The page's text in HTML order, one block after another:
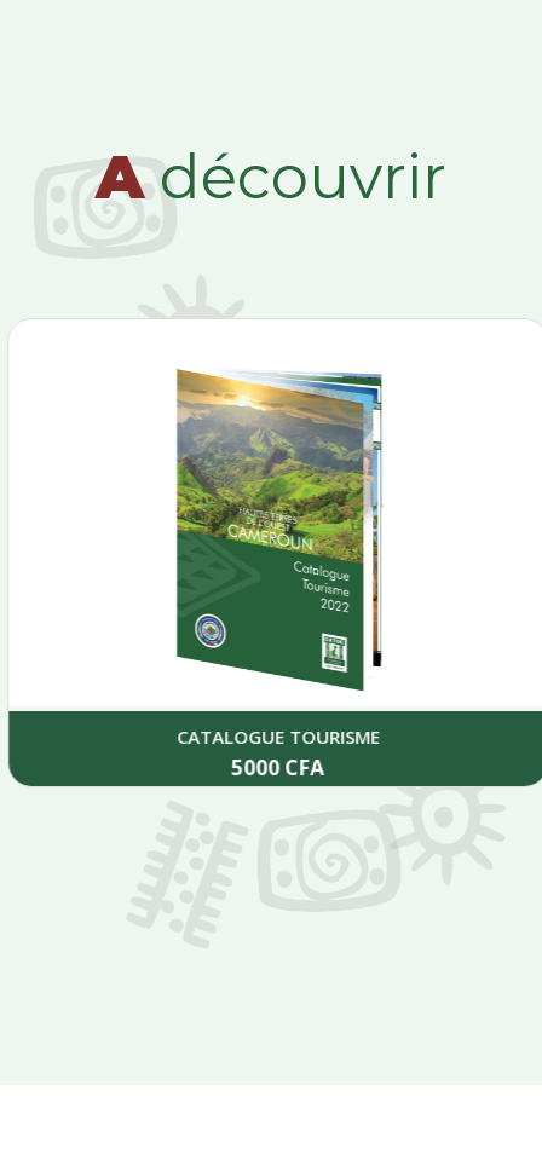
Adécouvrir
CATALOGUE TOURISME
5000CFA